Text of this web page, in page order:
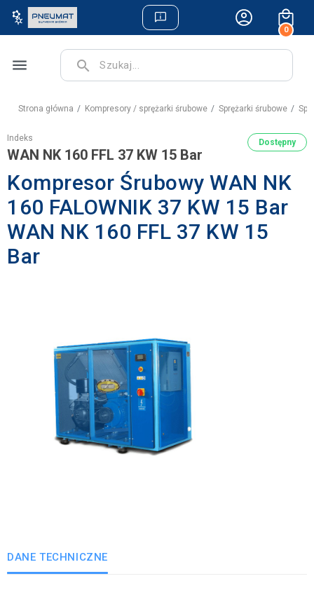
0
menu search
Strona główna Kompresory / sprężarki śrubowe Sprężarki śrubowe
Indeks
WAN NK 160 FFL 37 KW 15 Bar
Dostępny
Kompresor Śrubowy WAN NK
160 FALOWNIK 37 KW 15 Bar
WAN NK 160 FFL 37 KW 15
Bar
DANE TECHNICZNE